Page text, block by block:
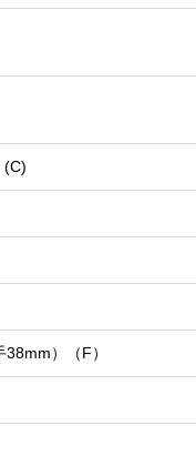
(C)
）（F）